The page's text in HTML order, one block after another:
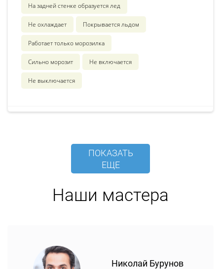
На задней стенке образуется лед
Не охлаждает Покрывается льдом
Работает только морозилка
Сильно морозит Не включается
Не выключается
ПОКАЗАТЬ
ЕЩЕ
Наши мастера
Николай Бурунов